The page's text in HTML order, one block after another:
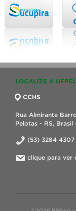
LOCALIZE A UFPEL
CCHS
Rua Almirante
Pelotas - RS,
(53) 3284 4307
clique para ver